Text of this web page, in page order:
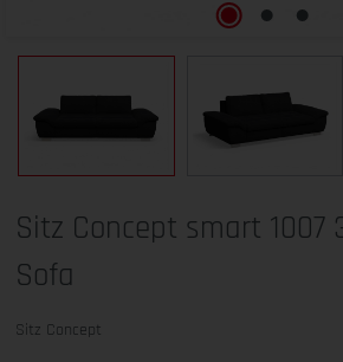
Sitz Concept smart 1007
Sofa
Sitz Concept